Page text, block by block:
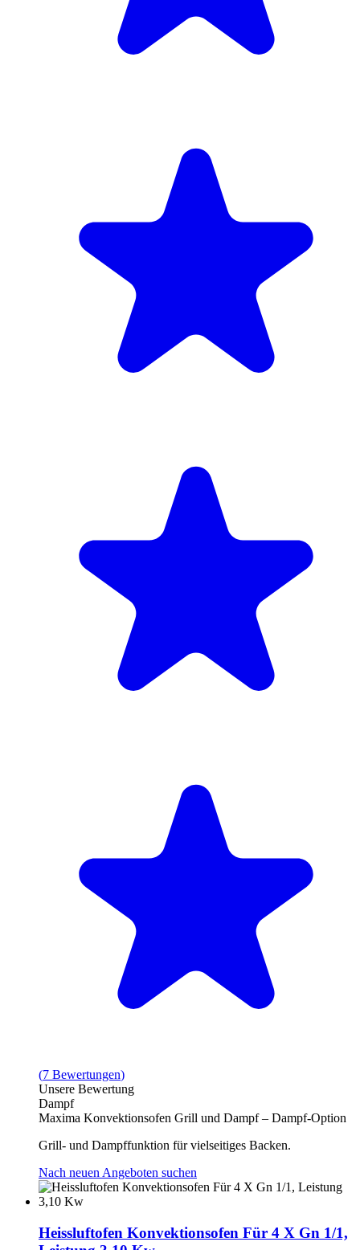
(7 Bewertungen)
Unsere Bewertung
Dampf
Maxima Konvektionsofen Grill und Dampf – Dampf-Option
Grill- und Dampffunktion für vielseitiges Backen.
Nach neuen Angeboten suchen
Heissluftofen Konvektionsofen Für 4 X Gn 1/1,